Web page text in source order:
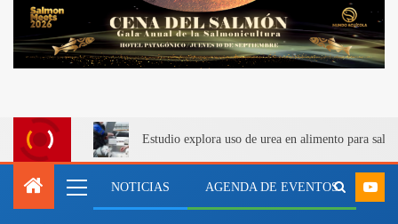
Estudio explora uso de urea en alimento para
NOTICIAS AGENDA DE EVENTOS